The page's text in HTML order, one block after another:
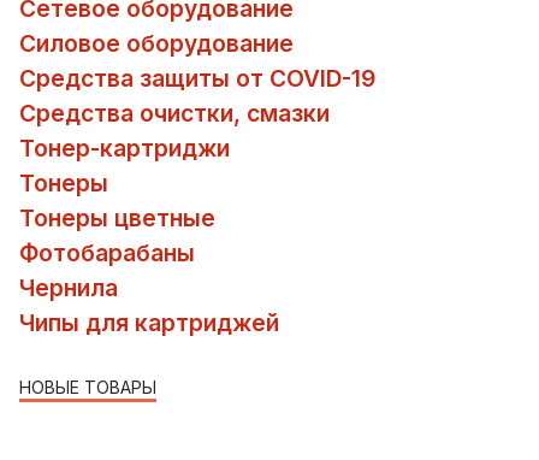
Сетевое оборудование
Силовое оборудование
Средства защиты от COVID-19
Средства очистки, смазки
Тонер-картриджи
Тонеры
Тонеры цветные
Фотобарабаны
Чернила
Чипы для картриджей
НОВЫЕ ТОВАРЫ